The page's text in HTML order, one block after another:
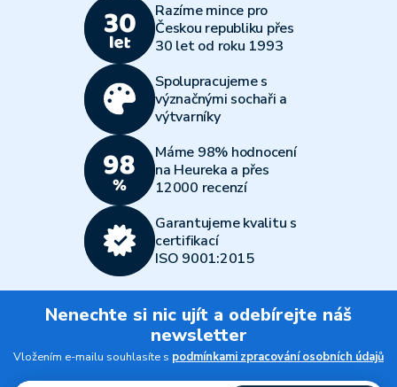
Razíme mince pro
Českou republiku přes
30 let od roku 1993
Spolupracujeme s
význačnými sochaři a
výtvarníky
Máme 98% hodnocení
na Heureka a přes
12000 recenzí
Garantujeme kvalitu s
certifikací
ISO 9001:2015
Nenechte si nic ujít a odebírejte náš
newsletter
Vložením e-mailu souhlasíte s podmínkami zpracování osobních údajů